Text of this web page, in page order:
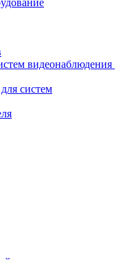
видеонаблюдения
систем